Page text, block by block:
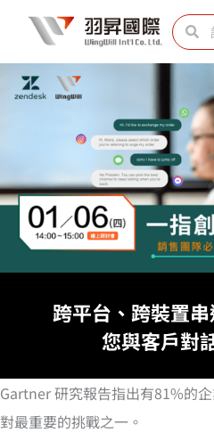
内
跨平台、跨裝置
您與客戶對
Gartner 研究報告指出有81%的
對最重要的挑戰之一。